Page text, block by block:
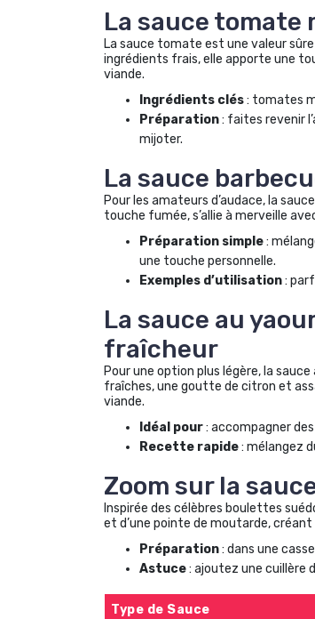
La sauce tomate
La sauce tomate est une valeur
ingrédients frais, elle apporte une
viande.
Ingrédients clés: tomates
Préparation: faites revenir
mijoter.
La sauce
Pour les amateurs d’audace, la
touche fumée, s’allie à merveille
Préparation simple:
une touche personnelle.
Exemples d’utilisation:
La sauce au
fraîcheur
Pour une option plus légère, la
fraîches, une goutte de citron et
viande.
Idéal pour: accompagner
Recette rapide: mélangez
Zoom sur la
Inspirée des célèbres boulettes
et d’une pointe de moutarde,
Préparation: dans une
Astuce: ajoutez une cuillère
Type de Sauce